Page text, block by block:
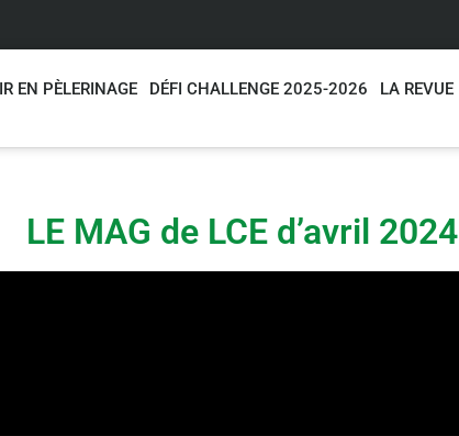
EN PÈLERINAGE DÉFI CHALLENGE 2025-2026 LA REVUE
LE MAG de LCE d’avril 2024